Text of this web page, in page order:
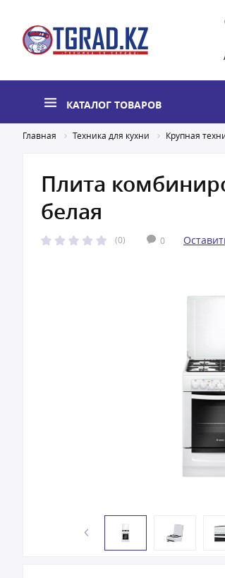
КАТАЛОГ ТОВАРОВ
Главная Техника для кухни Крупная
Плита
белая
(0) 0